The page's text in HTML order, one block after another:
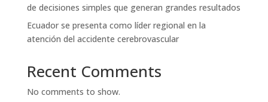
de decisiones simples que generan grandes resultados
Ecuador se presenta como líder regional en la
atención del accidente cerebrovascular
Recent Comments
No comments to show.